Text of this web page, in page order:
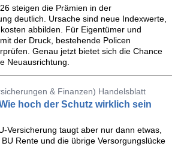
steigen die Prämien in der
deutlich. Ursache sind neue Indexwerte,
abbilden. Für Eigentümer und
der Druck, bestehende Policen
Genau jetzt bietet sich die Chance
Neuausrichtung.
& Finanzen) Handelsblatt
hoch der Schutz wirklich sein
Versicherung taugt aber nur dann etwas,
Rente und die übrige Versorgungslücke